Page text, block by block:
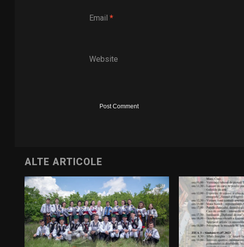
Email *
Website
ALTE ARTICOLE